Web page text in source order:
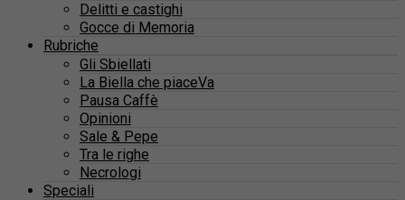
Delitti e castighi
Gocce di Memoria
Rubriche
Gli Sbiellati
La Biella che piaceVa
Pausa Caffè
Opinioni
Sale & Pepe
Tra le righe
Necrologi
Speciali